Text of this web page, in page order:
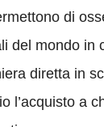
di
del mondo in
diretta in
l’acquisto a